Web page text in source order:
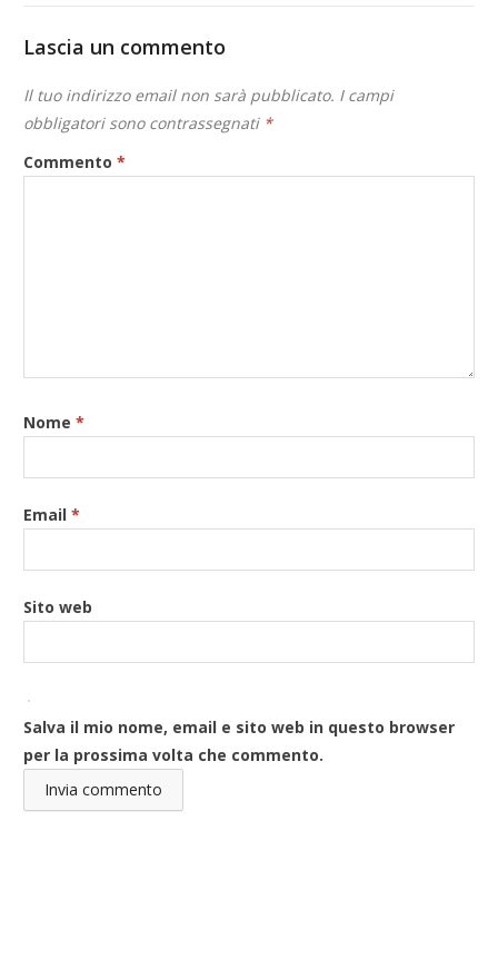
Lascia un commento
Il tuo indirizzo email non sarà pubblicato. I campi
obbligatori sono contrassegnati *
Commento*
Nome*
Email*
Sito web
Salva il mio nome, email e sito web in questo browser
per la prossima volta che commento.